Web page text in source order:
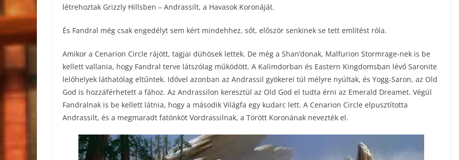
létrehoztak Grizzly Hillsben – Andrassilt, a Havasok Koronáját.
És Fandral még csak engedélyt sem kért mindehhez, sőt, először senkinek se tett említést róla.
Amikor a Cenarion Circle rájött, tagjai dühösek lettek. De még a Shan’donak, Malfurion Stormrage-nek is be
kellett vallania, hogy Fandral terve látszólag működött. A Kalimdorban és Eastern Kingdomsban lévő Saronite
lelőhelyek láthatólag eltűntek. Idővel azonban az Andrassil gyökerei túl mélyre nyúltak, és Yogg-Saron, az Old
God is hozzáférhetett a fához. Az Andrassilon keresztül az Old God el tudta érni az Emerald Dreamet. Végül
Fandralnak is be kellett látnia, hogy a második Világfa egy kudarc lett. A Cenarion Circle elpusztította
Andrassilt, és a megmaradt fatönköt Vordrassilnak, a Törött Koronának nevezték el.